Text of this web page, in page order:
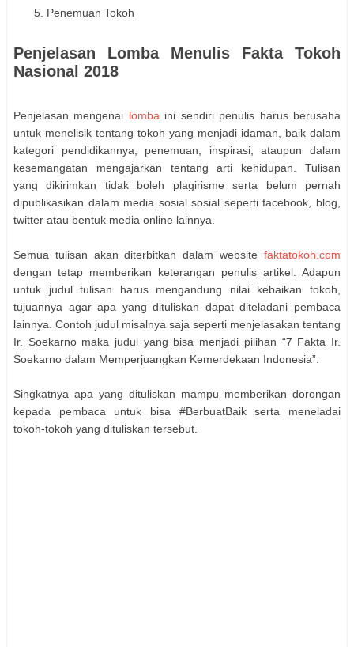
Penemuan Tokoh
Penjelasan Lomba Menulis Fakta Tokoh
Nasional 2018
Penjelasan mengenai lombaini sendiri penulis harus berusaha
untuk menelisik tentang tokoh yang menjadi idaman, baik dalam
kategori pendidikannya, penemuan, inspirasi, ataupun dalam
kesemangatan mengajarkan tentang arti kehidupan. Tulisan
yang dikirimkan tidak boleh plagirisme serta belum pernah
dipublikasikan dalam media sosial sosial seperti facebook, blog,
twitter atau bentuk media online lainnya.
Semua tulisan akan diterbitkan dalam website faktatokoh.com
dengan tetap memberikan keterangan penulis artikel. Adapun
untuk judul tulisan harus mengandung nilai kebaikan tokoh,
tujuannya agar apa yang dituliskan dapat diteladani pembaca
lainnya. Contoh judul misalnya saja seperti menjelasakan tentang
Ir. Soekarno maka judul yang bisa menjadi pilihan “7 Fakta Ir.
Soekarno dalam Memperjuangkan Kemerdekaan Indonesia”.
Singkatnya apa yang dituliskan mampu memberikan dorongan
kepada pembaca untuk bisa #BerbuatBaik serta meneladai
tokoh-tokoh yang dituliskan tersebut.